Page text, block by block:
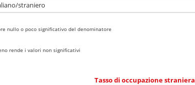
straniero
nullo o poco significativo del denominatore
rende i valori non significativi
Tasso di occupazione straniera